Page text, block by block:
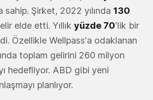
sahip. Şirket, 2022 yılında 130
elde etti. Yıllık yüzde 70'lik bir
Özellikle Wellpass'a odaklanan
toplam gelirini 260 milyon
hedefliyor. ABD gibi yeni
planlıyor.